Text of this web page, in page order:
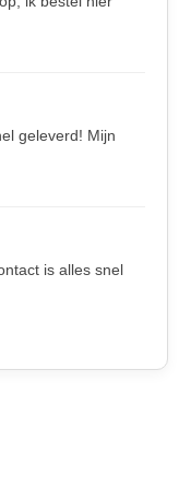
geleverd! Mijn
is alles snel